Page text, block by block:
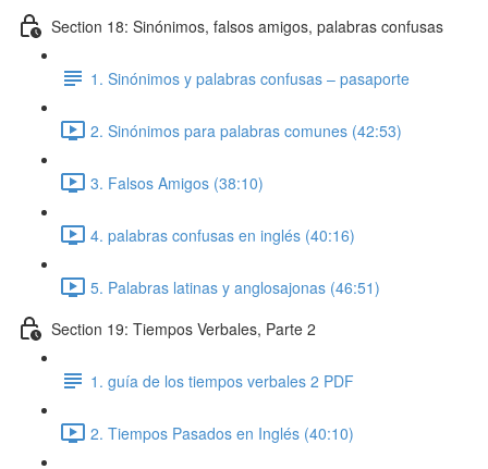
Section 18: Sinónimos, falsos amigos, palabras confusas
1. Sinónimos y palabras confusas – pasaporte
2. Sinónimos para palabras comunes (42:53)
3. Falsos Amigos (38:10)
4. palabras confusas en inglés (40:16)
5. Palabras latinas y anglosajonas (46:51)
Section 19: Tiempos Verbales, Parte 2
1. guía de los tiempos verbales 2 PDF
2. Tiempos Pasados en Inglés (40:10)